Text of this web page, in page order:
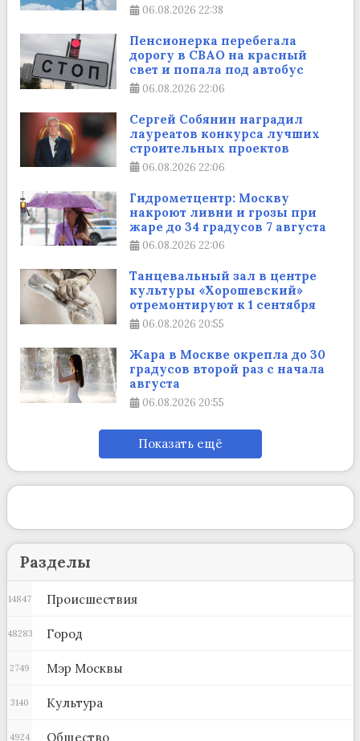
06.08.2026 22:38
Пенсионерка перебегала
дорогу в СВАО на красный
свет и попала под автобус
06.08.2026 22:06
Сергей Собянин наградил
лауреатов конкурса лучших
строительных проектов
06.08.2026 22:06
Гидрометцентр: Москву
накроют ливни и грозы при
жаре до 34 градусов 7 августа
06.08.2026 22:06
Танцевальный зал в центре
культуры «Хорошевский»
отремонтируют к 1 сентября
06.08.2026 20:55
Жара в Москве окрепла до 30
градусов второй раз с начала
августа
06.08.2026 20:55
Показать ещё
Разделы
Происшествия
14847
Город
48283
Мэр Москвы
2749
Культура
3140
Общество
4924